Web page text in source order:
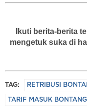
Ikuti berita-berita
mengetuk suka di
TAG: RETRIBUSI
TARIF MASUK